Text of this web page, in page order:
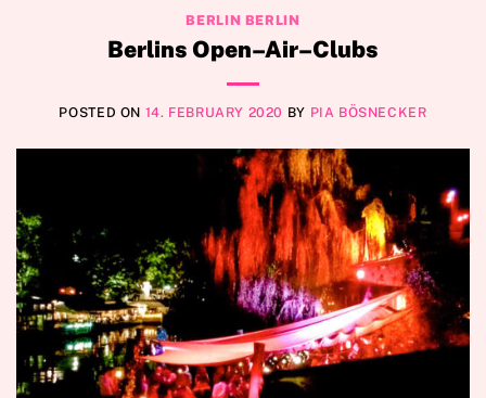
BERLIN BERLIN
Berlins Open–Air–Clubs
POSTED ON 14. FEBRUARY 2020 BY PIA BÖSNECKER